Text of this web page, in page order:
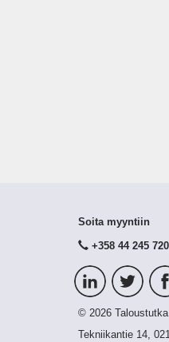
Soita myyntiin
+358 44 245
© 2026
Tekniikantie 14,